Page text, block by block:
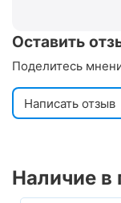
Оставить
Поделитесь
Написать отзыв
Наличие в